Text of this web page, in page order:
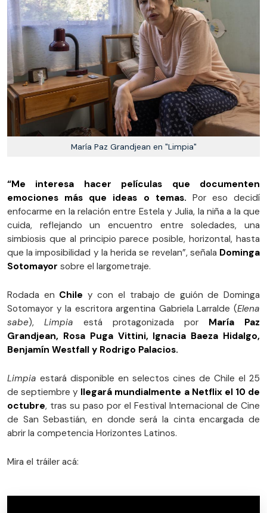
María Paz Grandjean en "Limpia"
“Me interesa hacer películas que documenten
emociones más que ideas o temas. Por eso decidí
enfocarme en la relación entre Estela y Julia, la niña a la que
cuida, reflejando un encuentro entre soledades, una
simbiosis que al principio parece posible, horizontal, hasta
que la imposibilidad y la herida se revelan”, señala Dominga
Sotomayor sobre el largometraje.
Rodada en Chile y con el trabajo de guión de Dominga
Sotomayor y la escritora argentina Gabriela Larralde (Elena
sabe), Limpia está protagonizada por María Paz
Grandjean, Rosa Puga Vittini, Ignacia Baeza Hidalgo,
Benjamín Westfall y Rodrigo Palacios.
Limpia estará disponible en selectos cines de Chile el 25
de septiembre y llegará mundialmente a Netflix el 10 de
octubre, tras su paso por el Festival Internacional de Cine
de San Sebastián, en donde será la cinta encargada de
abrir la competencia Horizontes Latinos.
Mira el tráiler acá: